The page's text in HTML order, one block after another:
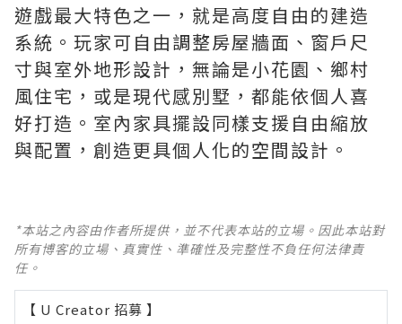
遊戲最大特色之一，就是高度自由的建造
系統。玩家可自由調整房屋牆面、窗戶尺
寸與室外地形設計，無論是小花園、鄉村
風住宅，或是現代感別墅，都能依個人喜
好打造。室內家具擺設同樣支援自由縮放
與配置，創造更具個人化的空間設計。
*本站之內容由作者所提供，並不代表本站的立場。因此本站對
所有博客的立場、真實性、準確性及完整性不負任何法律責
任。
【 U Creator 招募 】